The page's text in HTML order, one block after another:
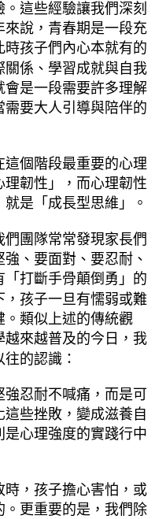
。這些經驗讓我們深刻
說，青春期是一段充
孩子們內心本就有的
係、學習成就與自我
是一段需要許多理解
要大人引導與陪伴的
個階段最重要的心理
韌性」，而心理韌性
是「成長型思維」。
團隊常常發現家長們
、要面對、要忍耐、
打斷手骨顛倒勇」的
孩子一旦有懦弱或難
類似上述的傳統觀
來越普及的今日，我
的認識：
強忍耐不喊痛，而是可
些挫敗，變成滋養自
心理強度的實踐行中
，孩子擔心害怕，或
更重要的是，我們除